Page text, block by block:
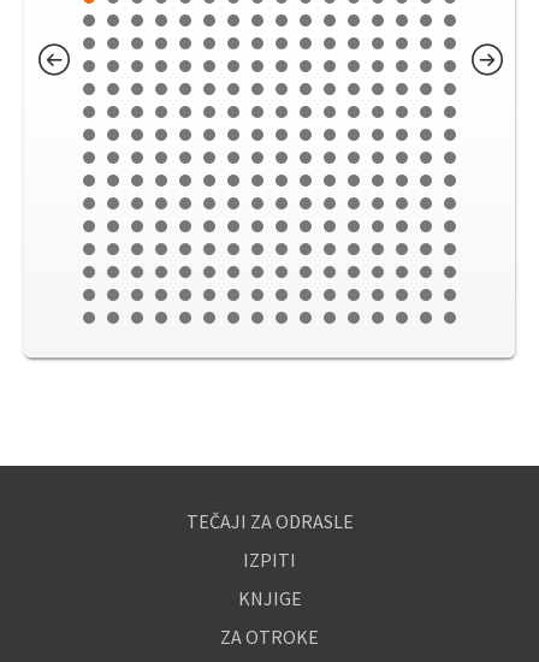
TEČAJI ZA ODRASLE
IZPITI
KNJIGE
ZA OTROKE